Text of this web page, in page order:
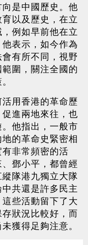
是中國歷史。他
以及歷史，在立
例如早前他在立
表示，如今作為
有所不同，視野
圍，關注全國的
用香港的革命歷
進兩地來往，也
他指出，一般市
的革命史緊密相
非常頻密的活
鄧小平，都曾經
隊港九獨立大隊
共還是許多民主
些活動留下了大
狀況比較好，而
獲得足夠注意。